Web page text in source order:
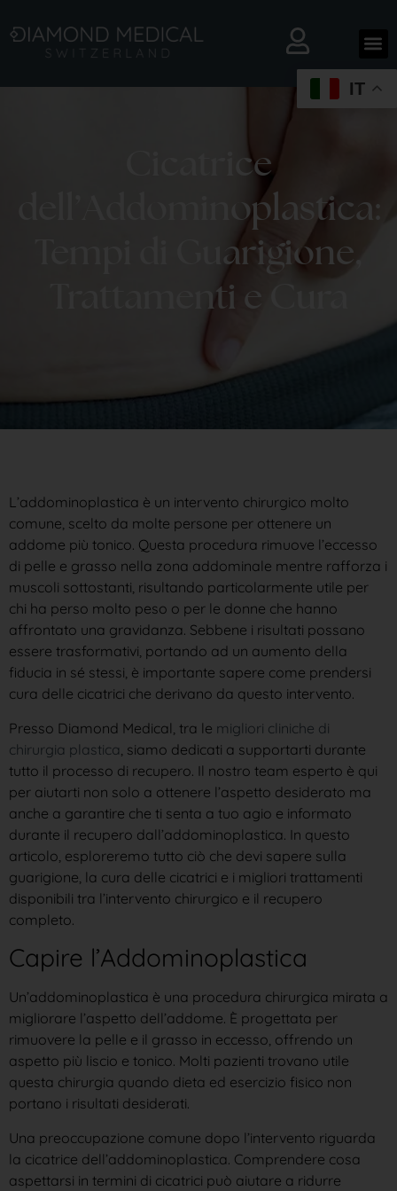
IT
Cicatrice
dell’Addominoplastica:
Tempi di Guarigione,
Trattamenti e Cura
L’addominoplastica è un intervento chirurgico molto
comune, scelto da molte persone per ottenere un
addome più tonico. Questa procedura rimuove l’eccesso
di pelle e grasso nella zona addominale mentre rafforza i
muscoli sottostanti, risultando particolarmente utile per
chi ha perso molto peso o per le donne che hanno
affrontato una gravidanza. Sebbene i risultati possano
essere trasformativi, portando ad un aumento della
fiducia in sé stessi, è importante sapere come prendersi
cura delle cicatrici che derivano da questo intervento.
Presso Diamond Medical, tra le migliori cliniche di
chirurgia plastica , siamo dedicati a supportarti durante
tutto il processo di recupero. Il nostro team esperto è qui
per aiutarti non solo a ottenere l’aspetto desiderato ma
anche a garantire che ti senta a tuo agio e informato
durante il recupero dall’addominoplastica. In questo
articolo, esploreremo tutto ciò che devi sapere sulla
guarigione, la cura delle cicatrici e i migliori trattamenti
disponibili tra l’intervento chirurgico e il recupero
completo.
Capire l’Addominoplastica
Un’addominoplastica è una procedura chirurgica mirata a
migliorare l’aspetto dell’addome. È progettata per
rimuovere la pelle e il grasso in eccesso, offrendo un
aspetto più liscio e tonico. Molti pazienti trovano utile
questa chirurgia quando dieta ed esercizio fisico non
portano i risultati desiderati.
Una preoccupazione comune dopo l’intervento riguarda
la cicatrice dell’addominoplastica. Comprendere cosa
aspettarsi in termini di cicatrici può aiutare a ridurre